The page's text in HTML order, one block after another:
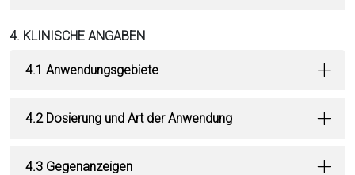
4. KLINISCHE ANGABEN
4.1 Anwendungsgebiete
4.2 Dosierung und Art der Anwendung
4.3 Gegenanzeigen